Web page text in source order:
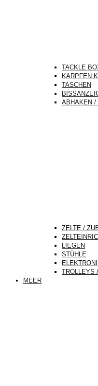
TACKLE
KARPFEN
TASCHEN
ABHAKEN /
ZELTE /
LIEGEN
STÜHLE
TROLLEYS
MEER